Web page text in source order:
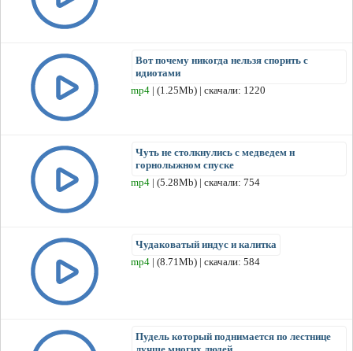
Вот почему никогда нельзя спорить с
идиотами
mp4 | (1.25Mb) | скачали: 1220
Чуть не столкнулись с медведем н
горнолыжном спуске
mp4 | (5.28Mb) | скачали: 754
Чудаковатый индус и калитка
mp4 | (8.71Mb) | скачали: 584
Пудель который поднимается по лестнице